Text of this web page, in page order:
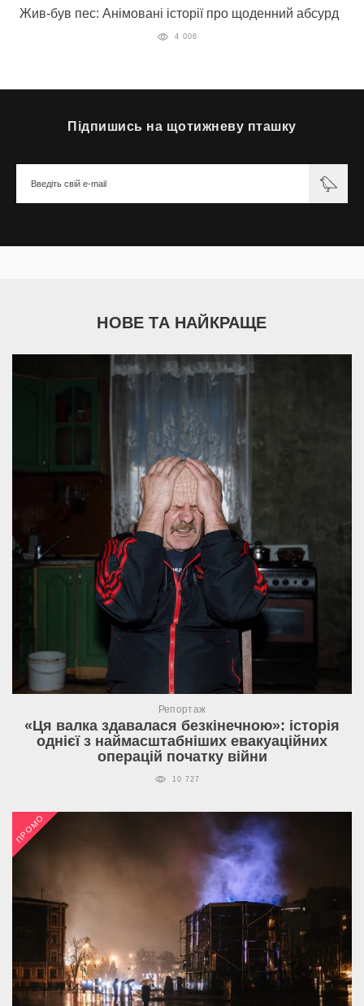
Жив-був пес: Анімовані історії про щоденний абсурд
4 006
Підпишись на щотижневу пташку
НОВЕ ТА НАЙКРАЩЕ
Репортаж
«Ця валка здавалася безкінечною»: історія
однієї з наймасштабніших евакуаційних
операцій початку війни
10 727
ПРОМО